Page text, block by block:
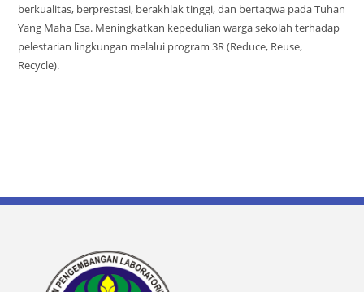
berkualitas, berprestasi, berakhlak tinggi, dan bertaqwa pada Tuhan
Yang Maha Esa. Meningkatkan kepedulian warga sekolah terhadap
pelestarian lingkungan melalui program 3R (Reduce, Reuse,
Recycle).